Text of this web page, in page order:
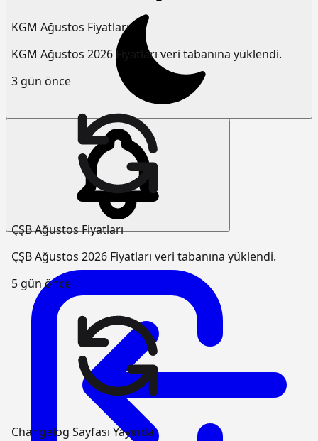
KGM Ağustos Fiyatları
KGM Ağustos 2026 Fiyatları veri tabanına yüklendi.
3 gün önce
ÇŞB Ağustos Fiyatları
ÇŞB Ağustos 2026 Fiyatları veri tabanına yüklendi.
5 gün önce
Changelog Sayfası Yayında